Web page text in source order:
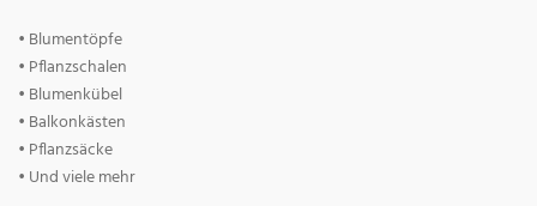
• Blumentöpfe
• Pflanzschalen
• Blumenkübel
• Balkonkästen
• Pflanzsäcke
• Und viele mehr